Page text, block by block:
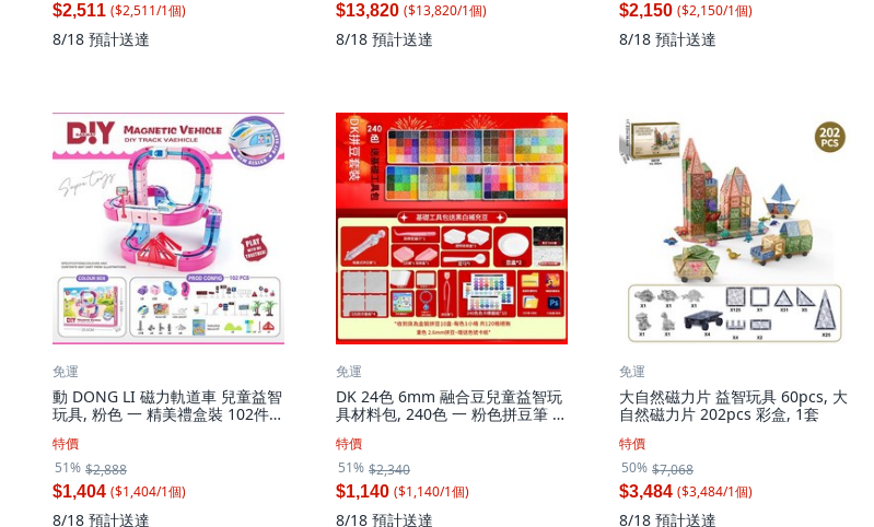
$2,511 ($2,511/1個)
8/18 預計送達
$13,820 ($13,820/1個)
8/18 預計送達
$2,150 ($2,150/1個)
8/18 預計送達
免運
動 DONG LI 磁力軌道車 兒童益智
玩具, 粉色 一 精美禮盒裝 102件套
特價
51% $2,888
$1,404 ($1,404/1個)
8/18 預計送達
免運
DK 24色 6mm 融合豆兒童益智玩
具材料包, 240色 一 粉色拼豆筆 一
熨燙布, 1套
特價
51% $2,340
$1,140 ($1,140/1個)
8/18 預計送達
免運
大自然磁力片 益智玩具 60pcs, 大
自然磁力片 202pcs 彩盒, 1套
特價
50% $7,068
$3,484 ($3,484/1個)
8/18 預計送達